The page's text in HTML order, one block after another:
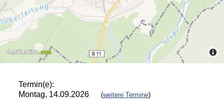
Termin(e):
Montag, 14.09.2026
(weitere Termine)